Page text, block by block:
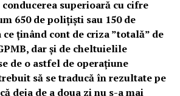
conducerea superioară cu cifre
650 de polițiști sau 150 de
ținând cont de criza ”totală” de
dar și de cheltuielile
de o astfel de operațiune
să se traducă în rezultate pe
deja de a doua zi nu s-a mai